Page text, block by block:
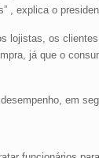
, explica o
lojistas, os
já que o
em